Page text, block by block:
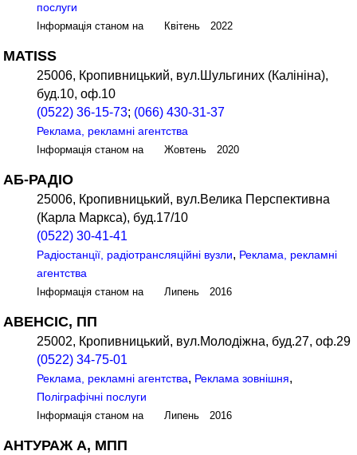
послуги
Інформація станом на Квітень 2022
MATISS
25006, Кропивницький, вул.Шульгиних (Калініна),
буд.10, оф.10
(0522) 36-15-73; (066) 430-31-37
Реклама, рекламні агентства
Інформація станом на Жовтень 2020
АБ-РАДІО
25006, Кропивницький, вул.Велика Перспективна
(Карла Маркса), буд.17/10
(0522) 30-41-41
Радіостанції, радіотрансляційні вузли, Реклама, рекламні
агентства
Інформація станом на Липень 2016
АВЕНСІС, ПП
25002, Кропивницький, вул.Молодіжна, буд.27, оф.29
(0522) 34-75-01
Реклама, рекламні агентства, Реклама зовнішня,
Поліграфічні послуги
Інформація станом на Липень 2016
АНТУРАЖ А, МПП